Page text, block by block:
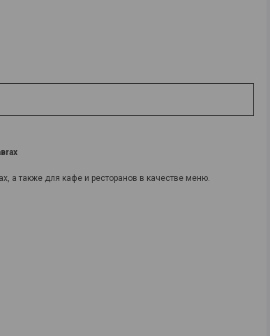
а также для кафе и ресторанов в качестве меню.